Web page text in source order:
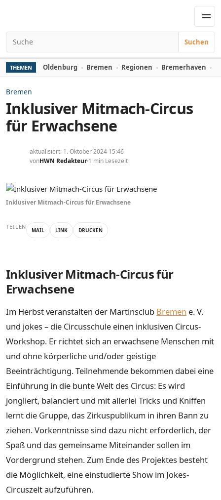
Suchen nach:
Suchen
THEMEN Oldenburg Bremen Regionen Bremerhaven
Bremen
Inklusiver Mitmach-Circus
für Erwachsene
aktualisiert: 1. Oktober 2024 15:46
vonHWN Redakteur 1 min Lesezeit
Inklusiver Mitmach-Circus für Erwachsene
TEILEN MAIL LINK DRUCKEN
Inklusiver Mitmach-Circus für
Erwachsene
Im Herbst veranstalten der Martinsclub Bremen e. V.
und jokes – die Circusschule einen inklusiven Circus-
Workshop. Er richtet sich an erwachsene Menschen mit
und ohne körperliche und/oder geistige
Beeinträchtigung. Teilnehmende bekommen dabei eine
Einführung in die bunte Welt des Circus: Es wird
jongliert, balanciert und mit allerlei Tricks und Kniffen
lernt die Gruppe, das Zirkuspublikum in ihren Bann zu
ziehen. Vorkenntnisse sind dazu nicht erforderlich, der
Spaß und das gemeinsame Miteinander sollen im
Vordergrund stehen. Zum Ende des Projektes besteht
die Möglichkeit, eine einstudierte Show im Jokes-
Circuszelt aufzuführen.